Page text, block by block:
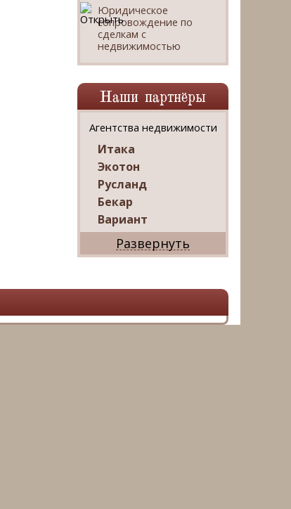
Юридическое
сопровождение по
сделкам с
недвижимостью
Наши партнёры
Агентства недвижимости
Итака
Экотон
Русланд
Бекар
Вариант
Дриада
Реал
Ваш Дом
Мир квартир